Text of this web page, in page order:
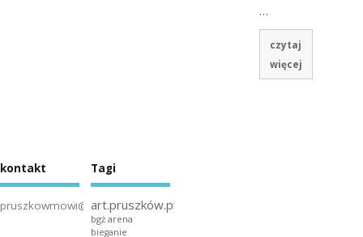
…
czytaj
więcej
kontakt
pruszkowmowi@gmail.com
Tagi
art.pruszków.pl
bgż arena
bieganie